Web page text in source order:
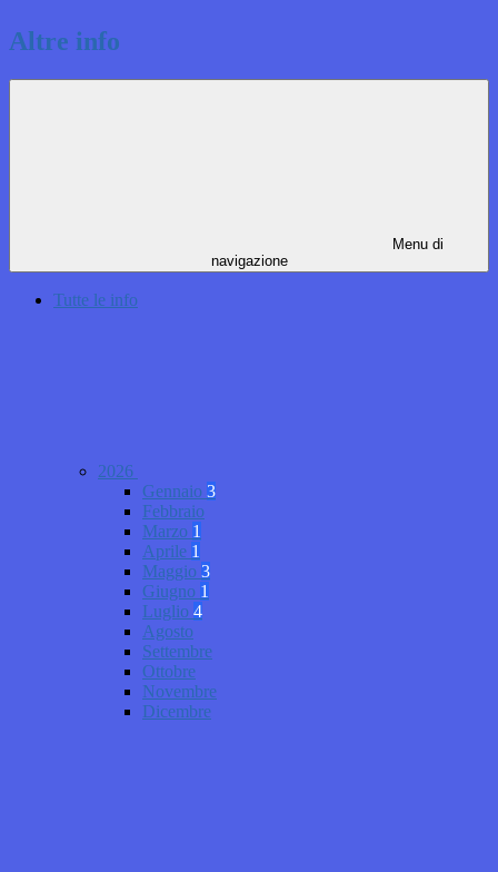
Altre info
Menu di
navigazione
Tutte le info
2026
Gennaio 3
Febbraio
Marzo 1
Aprile 1
Maggio 3
Giugno 1
Luglio 4
Agosto
Settembre
Ottobre
Novembre
Dicembre